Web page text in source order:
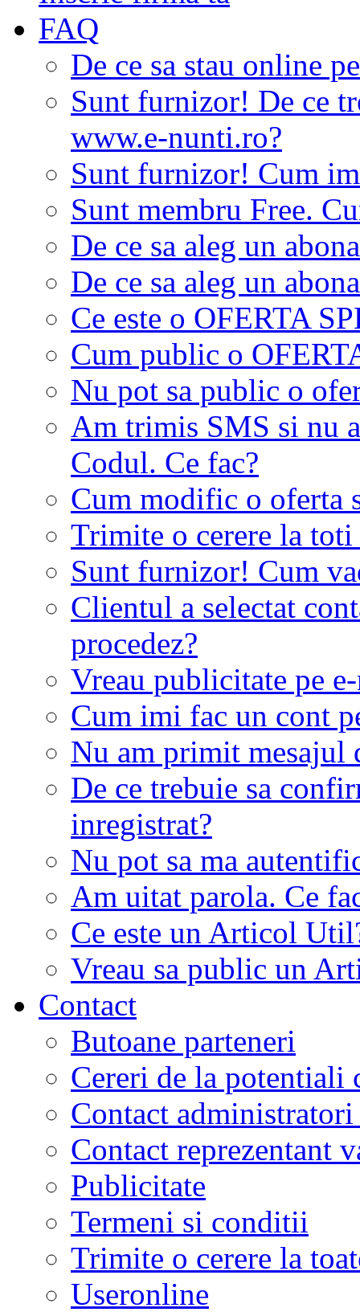
FAQ
De ce sa stau online
Sunt furnizor! De ce
www.e-nunti.ro?
Sunt furnizor! Cum
Sunt membru Free.
De ce sa aleg un
De ce sa aleg un
Ce este o OFERTA
Cum public o
Nu pot sa public o
Am trimis SMS si nu
Codul. Ce fac?
Cum modific o oferta
Trimite o cerere la
Sunt furnizor! Cum
Clientul a selectat
procedez?
Vreau publicitate pe
Cum imi fac un cont
Nu am primit mesajul
De ce trebuie sa
inregistrat?
Nu pot sa ma
Am uitat parola. Ce
Ce este un Articol
Vreau sa public un
Contact
Butoane parteneri
Cereri de la potentiali
Contact
Contact reprezentant
Publicitate
Termeni si conditii
Trimite o cerere la
Useronline